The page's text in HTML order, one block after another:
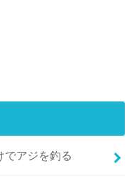
でアジを釣る